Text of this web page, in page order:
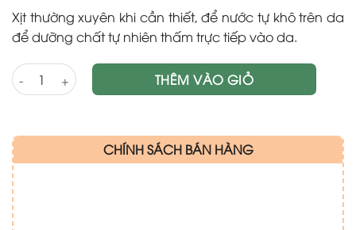
Xịt thường xuyên khi cần thiết, để nước tự khô trên da
để dưỡng chất tự nhiên thấm trực tiếp vào da.
Nước Khoáng Chăm Sóc Da Uriage Thermal Water 150ml số
THÊM VÀO GIỎ
CHÍNH SÁCH BÁN HÀNG